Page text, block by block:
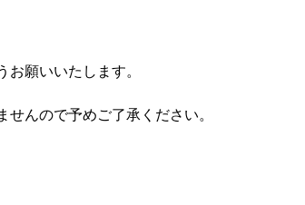
願いいたします。
んので予めご了承ください。